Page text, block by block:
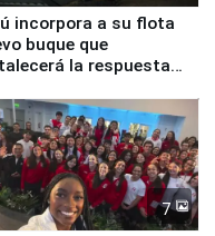
incorpora a su flota
buque que
la respuesta
7